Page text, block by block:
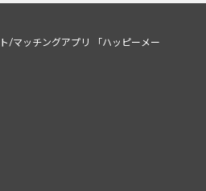
/マッチングアプリ 「ハッピーメー